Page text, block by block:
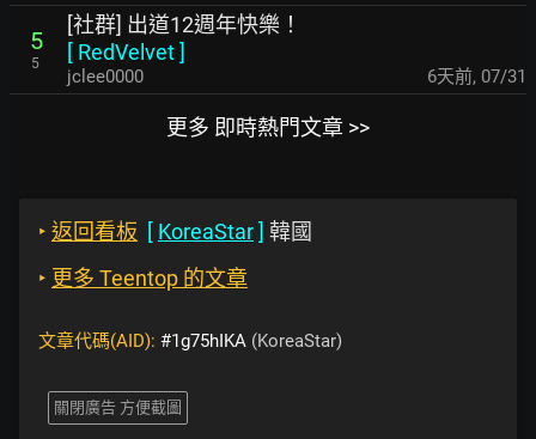
5
5
[社群] 出道12週年快樂！
[ RedVelvet]
jclee0000 6天前, 07/31
更多 即時熱門文章 >>
‣ 返回看板 [ KoreaStar] 韓國
‣ 更多 Teentop 的文章
文章代碼(AID): #1g75hIKA (KoreaStar)
關閉廣告 方便截圖